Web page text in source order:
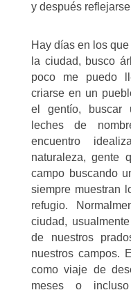
y después
Hay días en los
la ciudad, busco
poco me puedo
criarse en un
el gentío, buscar
leches de
encuentro
naturaleza, gente
campo buscando
siempre muestran
refugio.
ciudad,
de nuestros
nuestros campos.
como viaje de
meses o